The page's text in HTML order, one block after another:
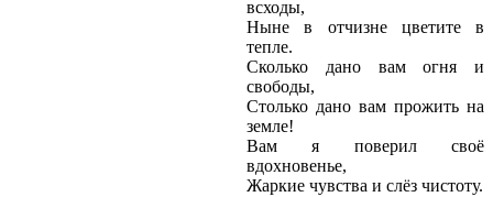
всходы,
Ныне в отчизне цветите в
тепле.
Сколько дано вам огня и
свободы,
Столько дано вам прожить на
земле!
Вам я поверил своё
вдохновенье,
Жаркие чувства и слёз чистоту.